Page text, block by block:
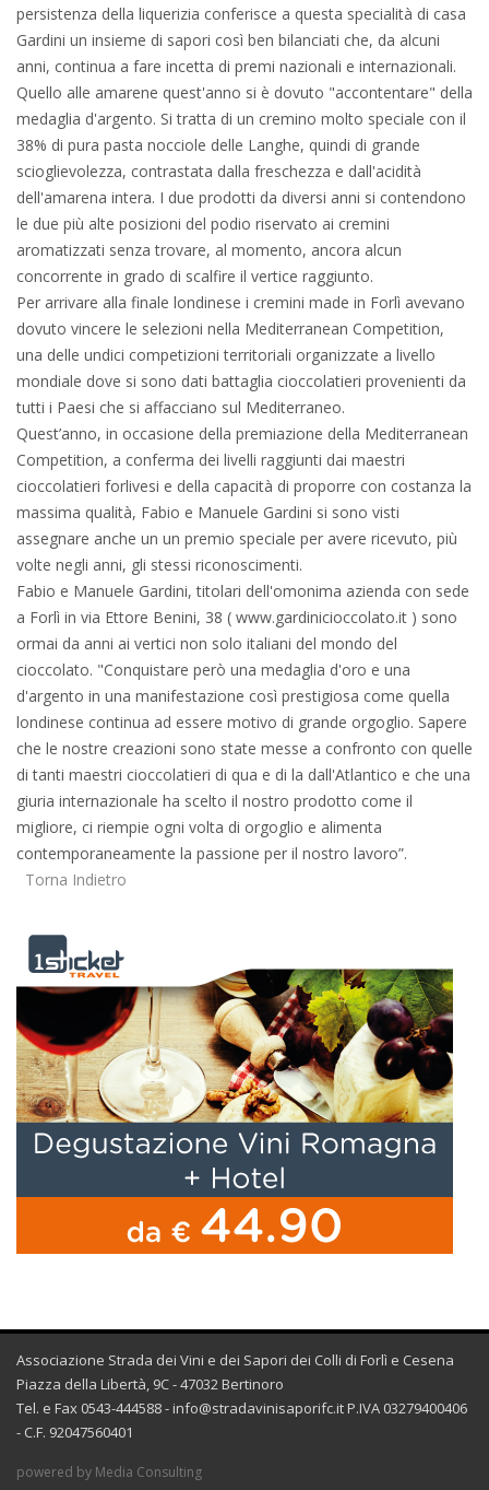
persistenza della liquerizia conferisce a questa specialità di casa
Gardini un insieme di sapori così ben bilanciati che, da alcuni
anni, continua a fare incetta di premi nazionali e internazionali.
Quello alle amarene quest'anno si è dovuto "accontentare" della
medaglia d'argento. Si tratta di un cremino molto speciale con il
38% di pura pasta nocciole delle Langhe, quindi di grande
scioglievolezza, contrastata dalla freschezza e dall'acidità
dell'amarena intera. I due prodotti da diversi anni si contendono
le due più alte posizioni del podio riservato ai cremini
aromatizzati senza trovare, al momento, ancora alcun
concorrente in grado di scalfire il vertice raggiunto.
Per arrivare alla finale londinese i cremini made in Forlì avevano
dovuto vincere le selezioni nella Mediterranean Competition,
una delle undici competizioni territoriali organizzate a livello
mondiale dove si sono dati battaglia cioccolatieri provenienti da
tutti i Paesi che si affacciano sul Mediterraneo.
Quest’anno, in occasione della premiazione della Mediterranean
Competition, a conferma dei livelli raggiunti dai maestri
cioccolatieri forlivesi e della capacità di proporre con costanza la
massima qualità, Fabio e Manuele Gardini si sono visti
assegnare anche un un premio speciale per avere ricevuto, più
volte negli anni, gli stessi riconoscimenti.
Fabio e Manuele Gardini, titolari dell'omonima azienda con sede
a Forlì in via Ettore Benini, 38 ( www.gardinicioccolato.it ) sono
ormai da anni ai vertici non solo italiani del mondo del
cioccolato. "Conquistare però una medaglia d'oro e una
d'argento in una manifestazione così prestigiosa come quella
londinese continua ad essere motivo di grande orgoglio. Sapere
che le nostre creazioni sono state messe a confronto con quelle
di tanti maestri cioccolatieri di qua e di la dall'Atlantico e che una
giuria internazionale ha scelto il nostro prodotto come il
migliore, ci riempie ogni volta di orgoglio e alimenta
contemporaneamente la passione per il nostro lavoro”.
Torna Indietro
Associazione Strada dei Vini e dei Sapori dei Colli di Forlì e Cesena
Piazza della Libertà, 9C - 47032 Bertinoro
Tel. e Fax 0543-444588 - info@stradavinisaporifc.it P.IVA 03279400406
- C.F. 92047560401
powered by Media Consulting